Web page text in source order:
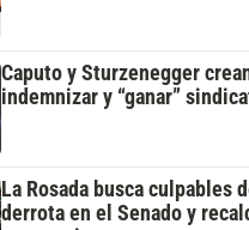
Caputo y Sturzenegger
indemnizar y “ganar”
La Rosada busca culpables
derrota en el Senado y